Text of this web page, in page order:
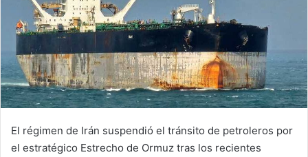
El régimen de Irán suspendió el tránsito de petroleros por
el estratégico Estrecho de Ormuz tras los recientes